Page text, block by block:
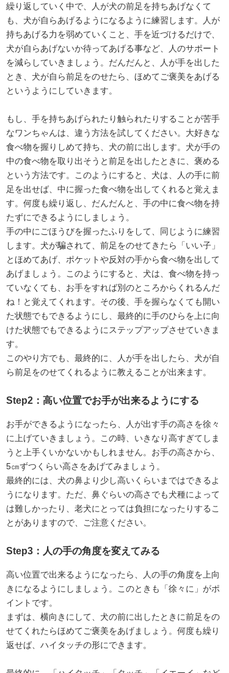
繰り返していく中で、人が犬の前足を持ちあげなくて
も、犬が自らあげるようになるように練習します。人が
持ちあげる力を弱めていくこと、手を近づけるだけで、
犬が自らあげないか待ってあげる事など、人のサポート
を減らしていきましょう。だんだんと、人が手を出した
とき、犬が自ら前足をのせたら、ほめてご褒美をあげる
というようにしていきます。
もし、手を持ちあげられたり触られたりすることが苦手
なワンちゃんは、違う方法を試してください。大好きな
食べ物を握りしめて持ち、犬の前に出します。犬が手の
中の食べ物を取り出そうと前足を出したときに、褒める
という方法です。このようにすると、犬は、人の手に前
足を出せば、中に握った食べ物を出してくれると覚えま
す。何度も繰り返し、だんだんと、手の中に食べ物を持
たずにできるようにしましょう。
手の中にごほうびを握ったふりをして、同じように練習
します。犬が騙されて、前足をのせてきたら「いい子」
とほめてあげ、ポケットや反対の手から食べ物を出して
あげましょう。このようにすると、犬は、食べ物を持っ
ていなくても、お手をすれば別のところからくれるんだ
ね！と覚えてくれます。その後、手を握らなくても開い
た状態でもできるようにし、最終的に手のひらを上に向
けた状態でもできるようにステップアップさせていきま
す。
このやり方でも、最終的に、人が手を出したら、犬が自
ら前足をのせてくれるように教えることが出来ます。
Step2：高い位置でお手が出来るようにする
お手ができるようになったら、人が出す手の高さを徐々
に上げていきましょう。この時、いきなり高すぎてしま
うと上手くいかないかもしれません。お手の高さから、
5㎝ずつくらい高さをあげてみましょう。
最終的には、犬の鼻より少し高いくらいまではできるよ
うになります。ただ、鼻ぐらいの高さでも犬種によって
は難しかったり、老犬にとっては負担になったりするこ
とがありますので、ご注意ください。
Step3：人の手の角度を変えてみる
高い位置で出来るようになったら、人の手の角度を上向
きになるようにしましょう。このときも「徐々に」がポ
イントです。
まずは、横向きにして、犬の前に出したときに前足をの
せてくれたらほめてご褒美をあげましょう。何度も繰り
返せば、ハイタッチの形にできます。